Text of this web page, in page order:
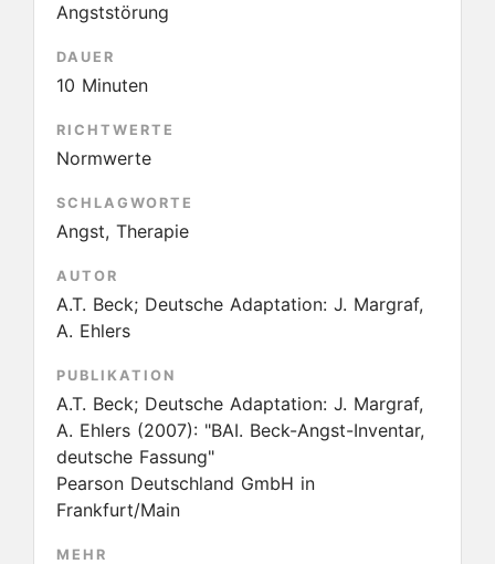
Angststörung
DAUER
10 Minuten
RICHTWERTE
Normwerte
SCHLAGWORTE
Angst, Therapie
AUTOR
A.T. Beck; Deutsche Adaptation: J. Margraf,
A. Ehlers
PUBLIKATION
A.T. Beck; Deutsche Adaptation: J. Margraf,
A. Ehlers (2007): "BAI. Beck-Angst-Inventar,
deutsche Fassung"
Pearson Deutschland GmbH in
Frankfurt/Main
MEHR